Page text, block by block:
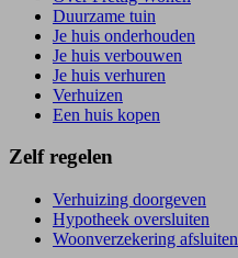
Duurzame tuin
Je huis onderhouden
Je huis verbouwen
Je huis verhuren
Verhuizen
Een huis kopen
Zelf regelen
Verhuizing doorgeven
Hypotheek oversluiten
Woonverzekering afsluiten